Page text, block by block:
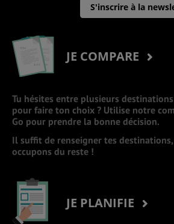
S'inscrire à la
JE COMPARE
Tu hésites entre plusieurs destinations
pour faire ton choix ? Utilise notre
Go pour prendre la bonne décision.
Il suffit de renseigner tes
occupons du reste !
JE PLANIFIE